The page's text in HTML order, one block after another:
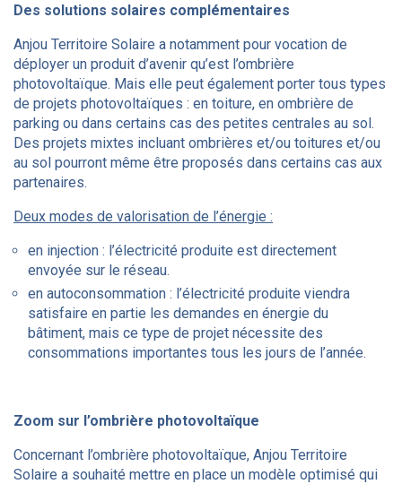
Des solutions solaires complémentaires
Anjou Territoire Solaire a notamment pour vocation de
déployer un produit d’avenir qu’est l’ombrière
photovoltaïque. Mais elle peut également porter tous types
de projets photovoltaïques : en toiture, en ombrière de
parking ou dans certains cas des petites centrales au sol.
Des projets mixtes incluant ombrières et/ou toitures et/ou
au sol pourront même être proposés dans certains cas aux
partenaires.
Deux modes de valorisation de l’énergie :
en injection : l’électricité produite est directement
envoyée sur le réseau.
en autoconsommation : l’électricité produite viendra
satisfaire en partie les demandes en énergie du
bâtiment, mais ce type de projet nécessite des
consommations importantes tous les jours de l’année.
Zoom sur l’ombrière photovoltaïque
Concernant l’ombrière photovoltaïque, Anjou Territoire
Solaire a souhaité mettre en place un modèle optimisé qui